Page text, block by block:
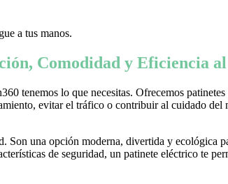
a tus manos.
Comodidad y Eficiencia
tenemos lo que necesitas. Ofrecemos
evitar el tráfico o contribuir al cuidado
una opción moderna, divertida y ecológica
de seguridad, un patinete eléctrico te